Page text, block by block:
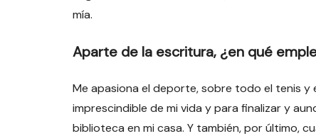
mía.
Aparte de la escritura, ¿en qué
Me apasiona el deporte, sobre todo el tenis y
imprescindible de mi vida y para finalizar y
biblioteca en mi casa. Y también, por último,